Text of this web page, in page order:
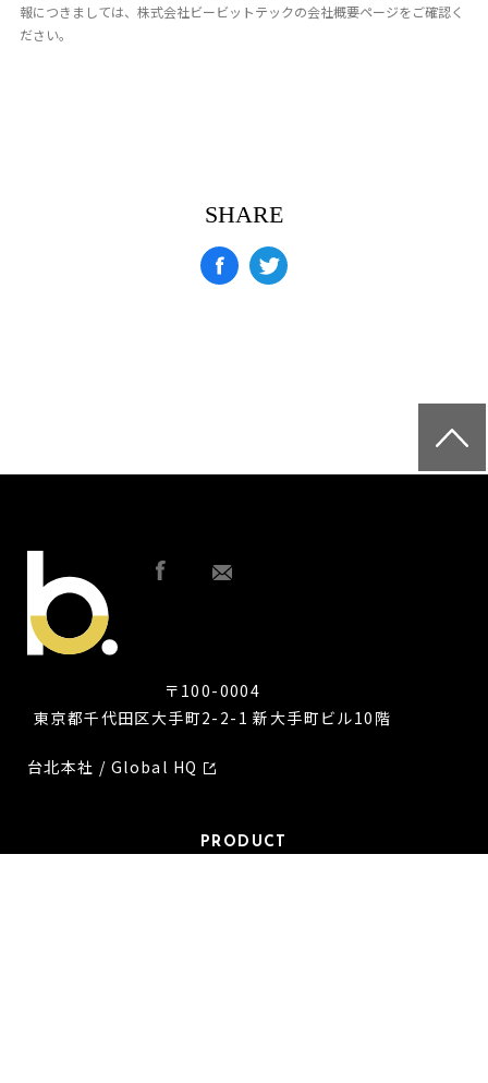
報につきましては、株式会社ビービットテックの会社概要ページをご確認く
ださい。
SHARE
〒100-0004
東京都千代田区大手町2-2-1 新大手町ビル10階
台北本社 / Global HQ
PRODUCT